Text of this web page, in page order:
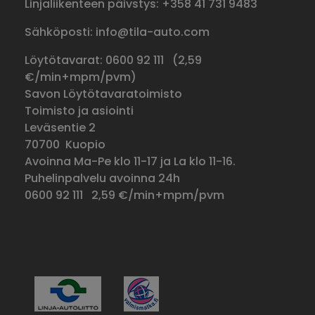
Linjaliikenteen päivstys: +358 41 731 9483
Sähköposti: info@tila-auto.com
Löytötavarat: 0600 92 111 (2,59
€/min+mpm/pvm)
Savon Löytötavaratoimisto
Toimisto ja asiointi
Leväsentie 2
70700 Kuopio
Avoinna Ma-Pe klo 11-17 ja La klo 11-16.
Puhelinpalvelu avoinna 24h
0600 92 111
2,59 €/min+mpm/pvm